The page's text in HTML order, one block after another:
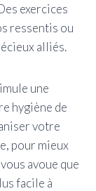
exercices
ressentis ou
alliés.
une
hygiène de
votre
pour mieux
avoue que
facile à